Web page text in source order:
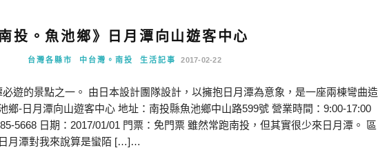
投。魚池鄉》日月潭向山遊客中心
台灣各縣市 中台灣。南投 生活記事 2017-02-22
遊的景點之一。 由日本設計團隊設計，以擁抱日月潭為意象，是一座兩棟彎曲造
鄉-日月潭向山遊客中心 地址：南投縣魚池鄉中山路599號 營業時間：9:00-17:00
5668 日期：2017/01/01 門票：免門票 雖然常跑南投，但其實很少來日月潭。 區
月潭對我來說算是蠻陌 […]…